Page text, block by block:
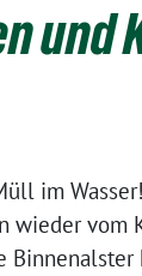
und
im
wieder vom